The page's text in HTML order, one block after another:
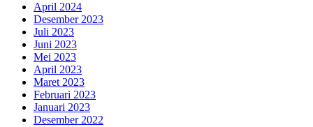
April 2024
Desember 2023
Juli 2023
Juni 2023
Mei 2023
April 2023
Maret 2023
Februari 2023
Januari 2023
Desember 2022